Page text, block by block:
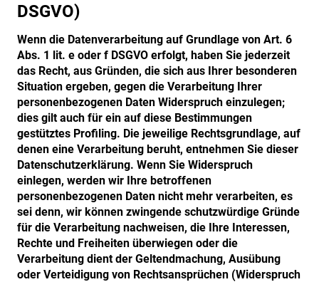
DSGVO)
Wenn die Datenverarbeitung auf Grundlage von Art. 6
Abs. 1 lit. e oder f DSGVO erfolgt, haben Sie jederzeit
das Recht, aus Gründen, die sich aus Ihrer besonderen
Situation ergeben, gegen die Verarbeitung Ihrer
personenbezogenen Daten Widerspruch einzulegen;
dies gilt auch für ein auf diese Bestimmungen
gestütztes Profiling. Die jeweilige Rechtsgrundlage, auf
denen eine Verarbeitung beruht, entnehmen Sie dieser
Datenschutzerklärung. Wenn Sie Widerspruch
einlegen, werden wir Ihre betroffenen
personenbezogenen Daten nicht mehr verarbeiten, es
sei denn, wir können zwingende schutzwürdige Gründe
für die Verarbeitung nachweisen, die Ihre Interessen,
Rechte und Freiheiten überwiegen oder die
Verarbeitung dient der Geltendmachung, Ausübung
oder Verteidigung von Rechtsansprüchen (Widerspruch